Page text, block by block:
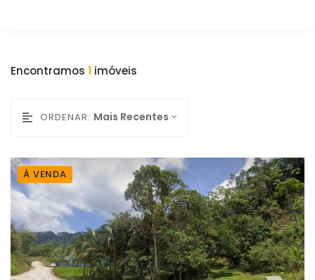
Encontramos 1 imóveis
ORDENAR: Mais Recentes
À VENDA